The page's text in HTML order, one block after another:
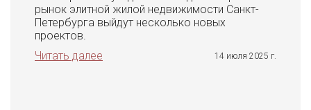
рынок элитной жилой недвижимости Санкт-
Петербурга выйдут несколько новых
проектов.
Читать далее
14 июля 2025 г.